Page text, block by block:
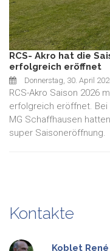
RCS- Akro hat die
erfolgreich eröffnet
Donnerstag, 30. April
RCS-Akro Saison 2026
erfolgreich eröffnet.
MG Schaffhausen
super Saisoneröffnung.
Kontakte
Koblet René